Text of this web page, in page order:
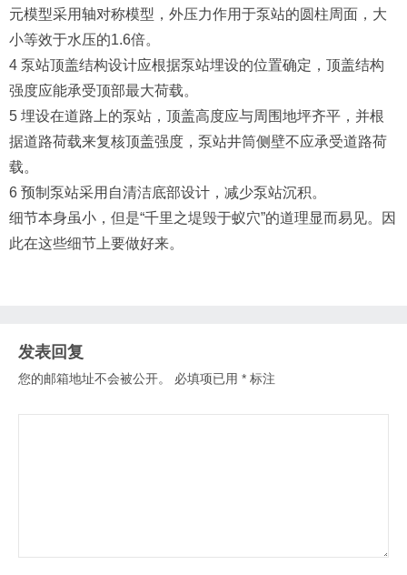
元模型采用轴对称模型，外压力作用于泵站的圆柱周面，大
小等效于水压的1.6倍。
4 泵站顶盖结构设计应根据泵站埋设的位置确定，顶盖结构
强度应能承受顶部最大荷载。
5 埋设在道路上的泵站，顶盖高度应与周围地坪齐平，并根
据道路荷载来复核顶盖强度，泵站井筒侧壁不应承受道路荷
载。
6 预制泵站采用自清洁底部设计，减少泵站沉积。
细节本身虽小，但是“千里之堤毁于蚁穴”的道理显而易见。因
此在这些细节上要做好来。
发表回复
您的邮箱地址不会被公开。 必填项已用 * 标注